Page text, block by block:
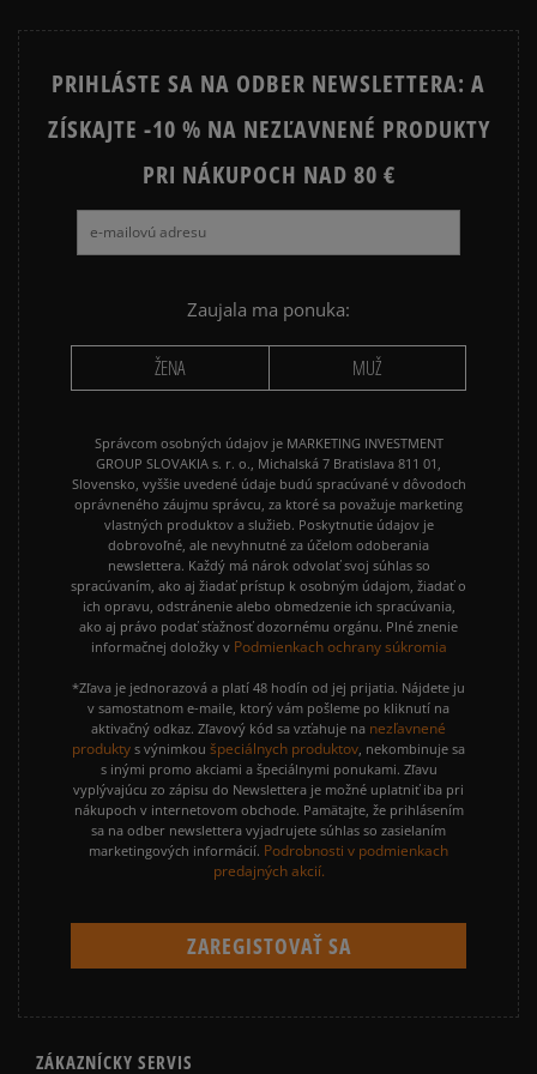
NIKE FLEECE
NIKE HOODIES NIKE SPORTSWEAR
JARNÉ OBLEČENIE JESENNÉ OBLEČENIE
ZIMNÉ OBLEČENIE
PRIHLÁSTE SA NA ODBER NEWSLETTERA: A
ZÍSKAJTE -10 % NA NEZĽAVNENÉ PRODUKTY
PRI NÁKUPOCH NAD 80 €
Zaujala ma ponuka:
ŽENA MUŽ
Správcom osobných údajov je MARKETING INVESTMENT
GROUP SLOVAKIA s. r. o., Michalská 7 Bratislava 811 01,
Slovensko, vyššie uvedené údaje budú spracúvané v dôvodoch
oprávneného záujmu správcu, za ktoré sa považuje marketing
vlastných produktov a služieb. Poskytnutie údajov je
dobrovoľné, ale nevyhnutné za účelom odoberania
newslettera. Každý má nárok odvolať svoj súhlas so
spracúvaním, ako aj žiadať prístup k osobným údajom, žiadať o
ich opravu, odstránenie alebo obmedzenie ich spracúvania,
ako aj právo podať sťažnosť dozornému orgánu. Plné znenie
informačnej doložky v Podmienkach ochrany súkromia
*Zľava je jednorazová a platí 48 hodín od jej prijatia. Nájdete ju
v samostatnom e-maile, ktorý vám pošleme po kliknutí na
aktivačný odkaz. Zľavový kód sa vzťahuje na nezľavnené
produkty s výnimkou špeciálnych produktov, nekombinuje sa
s inými promo akciami a špeciálnymi ponukami. Zľavu
vyplývajúcu zo zápisu do Newslettera je možné uplatniť iba pri
nákupoch v internetovom obchode. Pamätajte, že prihlásením
sa na odber newslettera vyjadrujete súhlas so zasielaním
marketingových informácií. Podrobnosti v podmienkach
predajných akcií.
ZÁKAZNÍCKY SERVIS